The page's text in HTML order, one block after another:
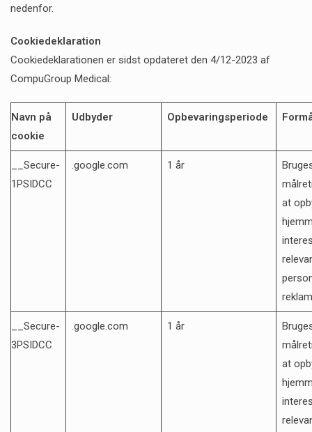
nedenfor.
Cookiedeklaration
Cookiedeklarationen er sidst opdateret den 4/12-2023 af
CompuGroup Medical:
Navn på
cookie
Udbyder Opbevaringsperiode
__Secure-
1PSIDCC
.google.com 1 år
at
__Secure-
3PSIDCC
.google.com 1 år
at